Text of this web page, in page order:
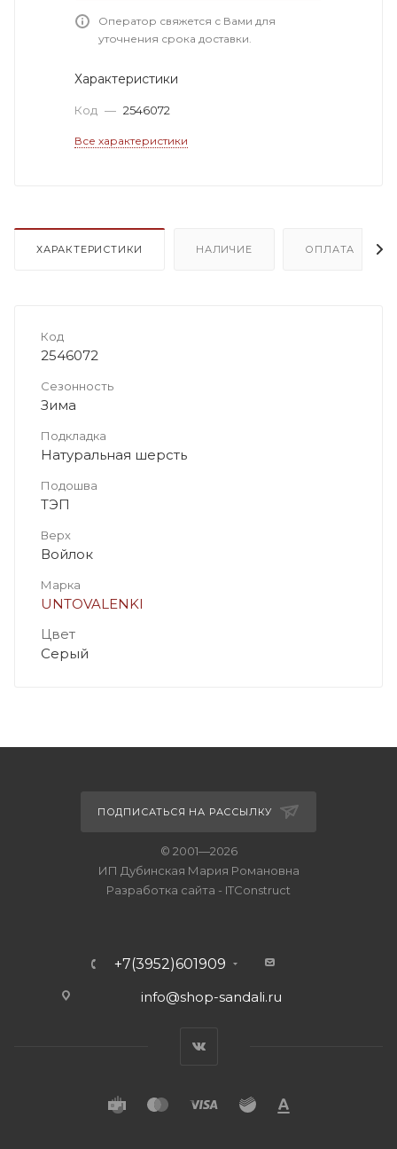
Оператор свяжется с Вами для
уточнения срока доставки.
Характеристики
Код — 2546072
Все характеристики
ХАРАКТЕРИСТИКИ НАЛИЧИЕ ОПЛАТА
Код
2546072
Сезонность
Зима
Подкладка
Натуральная шерсть
Подошва
ТЭП
Верх
Войлок
Марка
UNTOVALENKI
Цвет
Серый
ПОДПИСАТЬСЯ НА РАССЫЛКУ
© 2001—2026
ИП Дубинская Мария Романовна
Разработка сайта - ITConstruct
+7(3952)601909
info@shop-sandali.ru